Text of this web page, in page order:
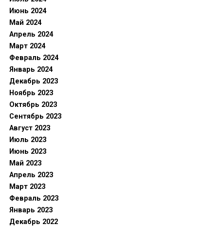
Июнь 2024
Май 2024
Апрель 2024
Март 2024
Февраль 2024
Январь 2024
Декабрь 2023
Ноябрь 2023
Октябрь 2023
Сентябрь 2023
Август 2023
Июль 2023
Июнь 2023
Май 2023
Апрель 2023
Март 2023
Февраль 2023
Январь 2023
Декабрь 2022